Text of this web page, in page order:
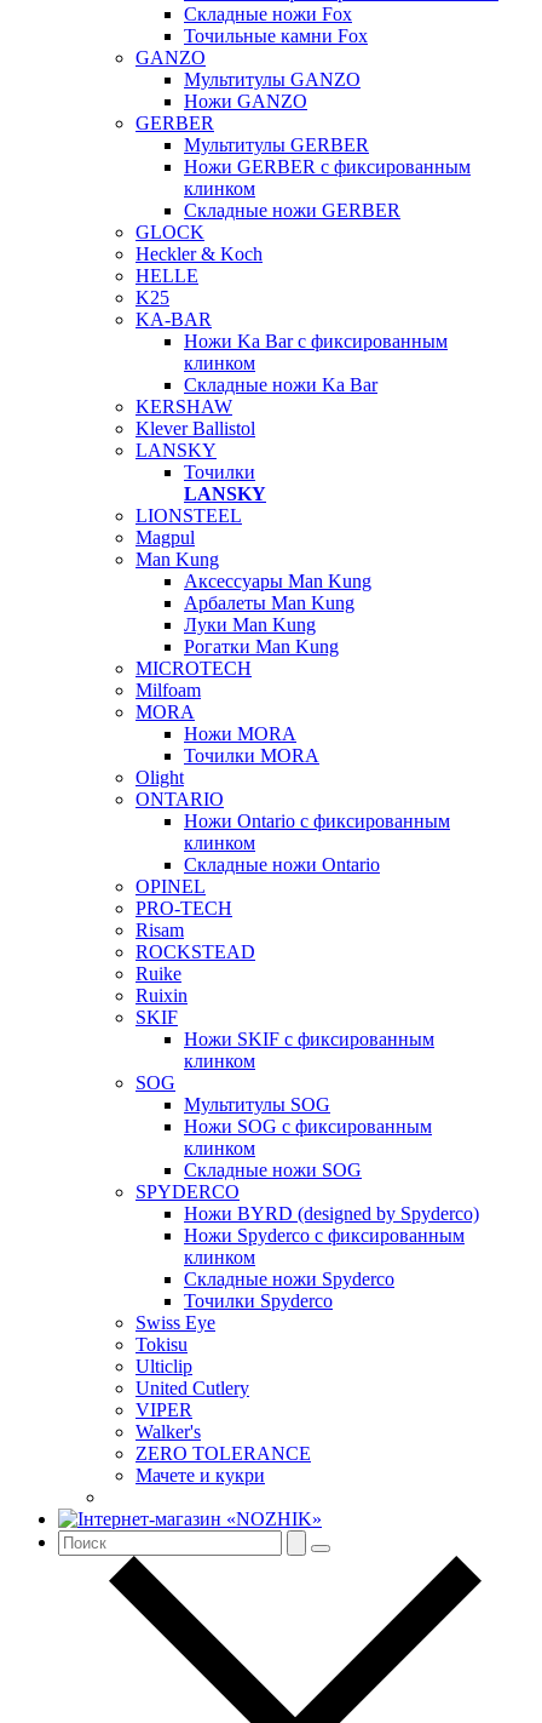
Складные ножи Fox
Точильные камни Fox
GANZO
Мультитулы GANZO
Ножи GANZO
GERBER
Мультитулы GERBER
Ножи GERBER с фиксированным
клинком
Складные ножи GERBER
GLOCK
Heckler & Koch
HELLE
K25
KA-BAR
Ножи Ka Bar c фиксированным
клинком
Складные ножи Ka Bar
KERSHAW
Klever Ballistol
LANSKY
Точилки
LANSKY
LIONSTEEL
Magpul
Man Kung
Аксессуары Man Kung
Арбалеты Man Kung
Луки Man Kung
Рогатки Man Kung
MICROTECH
Milfoam
MORA
Ножи MORA
Точилки MORA
Olight
ONTARIO
Ножи Ontario c фиксированным
клинком
Складные ножи Ontario
OPINEL
PRO-TECH
Risam
ROCKSTEAD
Ruike
Ruixin
SKIF
Ножи SKIF с фиксированным
клинком
SOG
Мультитулы SOG
Ножи SOG с фиксированным
клинком
Складные ножи SOG
SPYDERCO
Ножи BYRD (designed by Spyderco)
Ножи Spyderco c фиксированным
клинком
Складные ножи Spyderco
Точилки Spyderco
Swiss Eye
Tokisu
Ulticlip
United Cutlery
VIPER
Walker's
ZERO TOLERANCE
Мачете и кукри